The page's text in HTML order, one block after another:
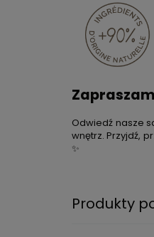
Odwiedź nasze
wnętrz. Przyjdź,
✨
Produkty